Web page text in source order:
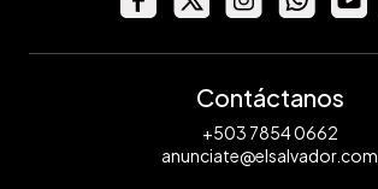
Contáctanos
+503 7854 0662
anunciate@elsalvador.com